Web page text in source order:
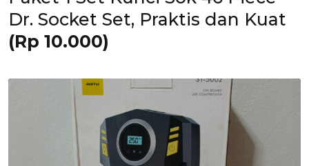
Dr. Socket Set, Praktis dan Kuat
(Rp 10.000)